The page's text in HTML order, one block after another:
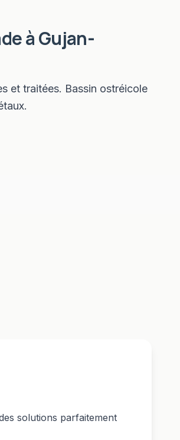
àGujan-
et traitées. Bassin ostréicole
solutions parfaitement